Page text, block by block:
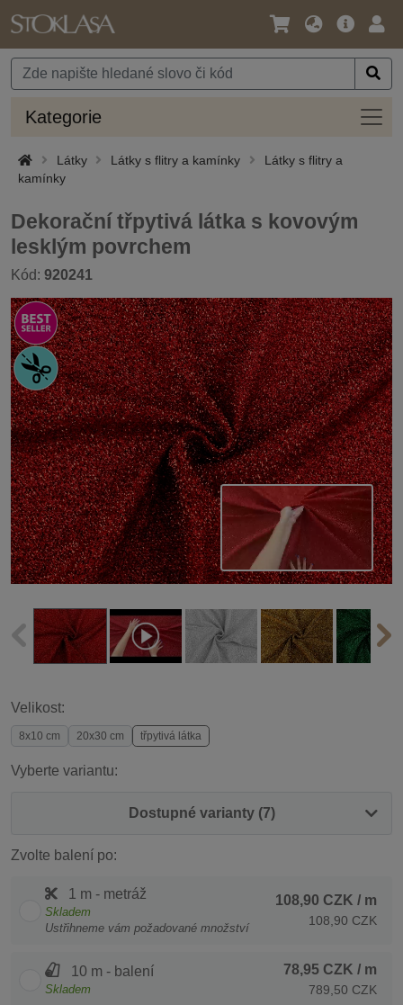
Jazyk
Měna
Hlavní
Kategorie
Látky Látky s flitry a kamínky
Látky s flitry a
kamínky
Dekorační třpytivá látka s kovovým
lesklým povrchem
Kód: 920241
Velikost:
8x10 cm 20x30 cm třpytivá látka
Vyberte variantu:
Dostupné varianty (7)
Zvolte balení po:
1 m - metráž
Skladem
Ustřihneme vám požadované množství
108,90 CZK / m
108,90 CZK
10 m - balení
Skladem
78,95 CZK / m
789,50 CZK